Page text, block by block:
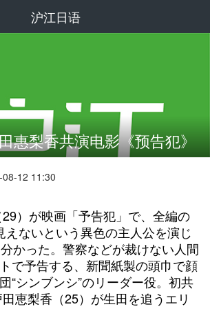
沪江日语
惠梨香共演电影《预告犯》
12 11:30
）が映画「予告犯」で、全編の
えないという異色の主人公を演じ
かった。警察などが裁けない人間
で予告する、新聞紙製の頭巾で顔
“シンブンシ”のリーダー役。初共
恵梨香（25）が生田を追うエリ